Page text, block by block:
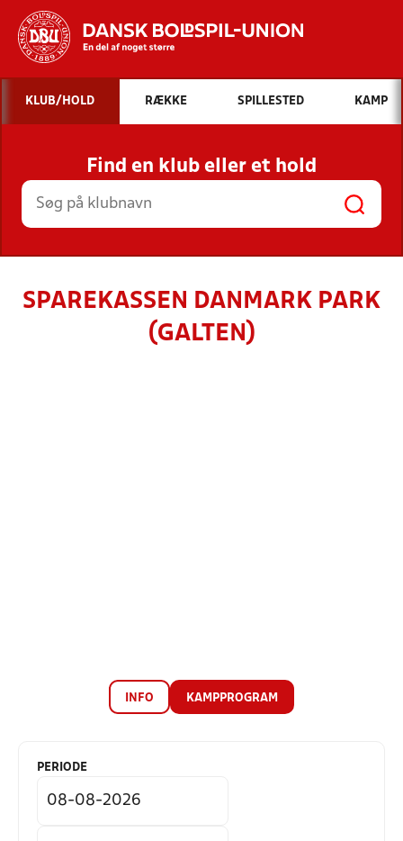
Hvad vil du søge efter?
INDHOLD OG NYHEDER
STILLINGER, RESULTATER, KLUBBER OG
HOLD
KLUB/HOLD RÆKKE SPILLESTED KAMP
Find en klub eller et hold
SPAREKASSEN DANMARK PARK
(GALTEN)
INFO KAMPPROGRAM
PERIODE